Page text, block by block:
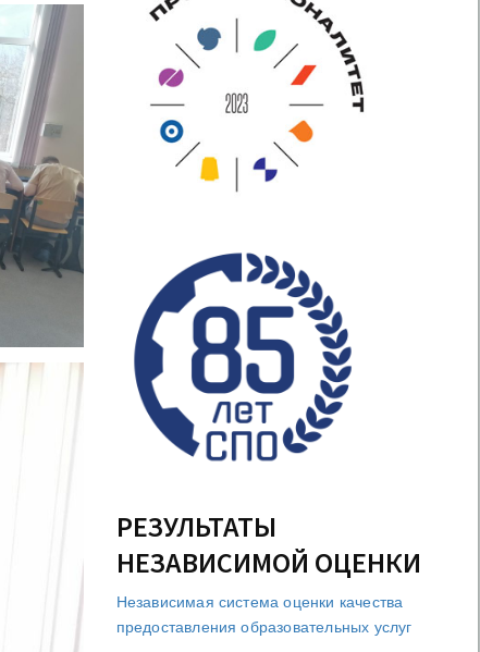
РЕЗУЛЬТАТЫ
НЕЗАВИСИМОЙ ОЦЕНКИ
Независимая система оценки качества
предоставления образовательных услуг